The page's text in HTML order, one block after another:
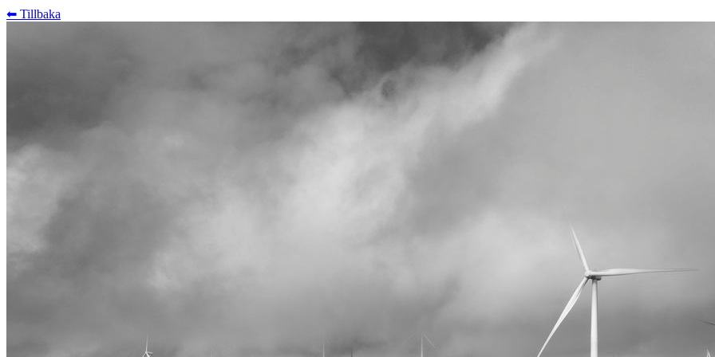
⬅︎ Tillbaka